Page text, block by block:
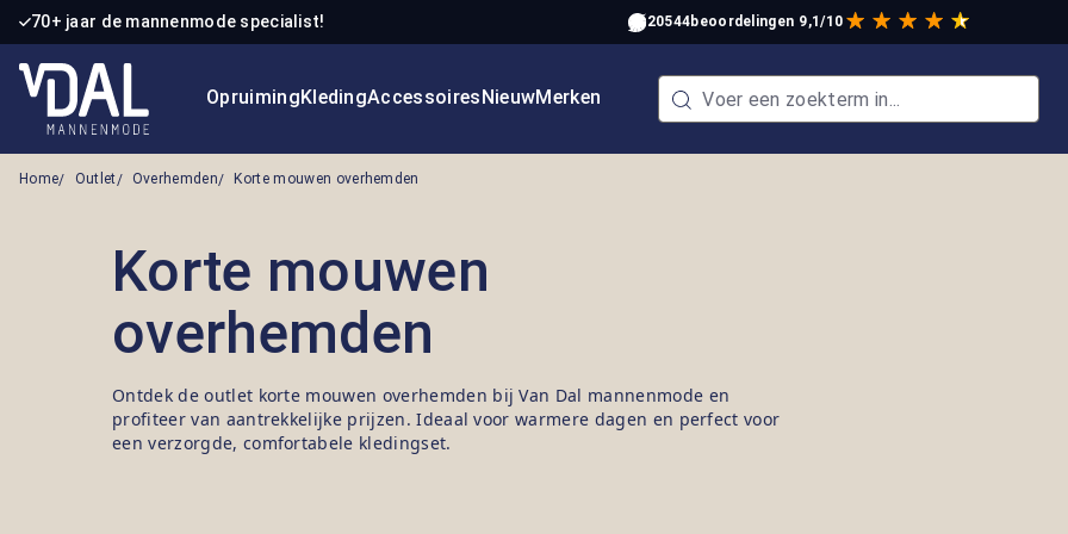
de hoofdinhoud
Ga naar de zoekopdracht
Ga naar de hoofdnavigatie
70+ jaar de mannenmode specialist! 20544beoordelingen 9,1/10
OpruimingKledingAccessoiresNieuwMerken
Home Outlet Overhemden Korte mouwen overhemden
Korte mouwen
overhemden
Ontdek de outlet korte mouwen overhemden bij Van Dal mannenmode en
profiteer van aantrekkelijke prijzen. Ideaal voor warmere dagen en perfect voor
een verzorgde, comfortabele kledingset.